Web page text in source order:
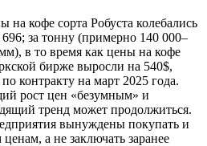
кофе сорта Робуста колебались
за тонну (примерно 140 000–
в то время как цены на кофе
бирже выросли на 540$,
контракту на март 2025 года.
рост цен «безумным» и
тренд может продолжиться.
вынуждены покупать и
а не заключать заранее